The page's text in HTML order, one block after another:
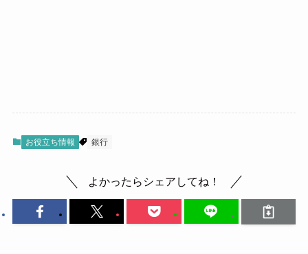
お役立ち情報 銀行
よかったらシェアしてね！